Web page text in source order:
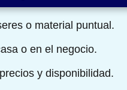
o material puntual.
o en el negocio.
y disponibilidad.